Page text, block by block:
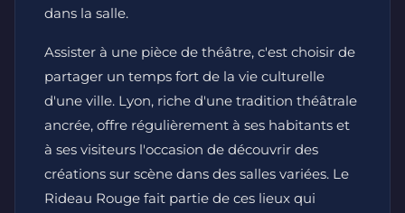
dans la salle.
Assister à une pièce de théâtre, c'est choisir de
partager un temps fort de la vie culturelle
d'une ville. Lyon, riche d'une tradition théâtrale
ancrée, offre régulièrement à ses habitants et
à ses visiteurs l'occasion de découvrir des
créations sur scène dans des salles variées. Le
Rideau Rouge fait partie de ces lieux qui